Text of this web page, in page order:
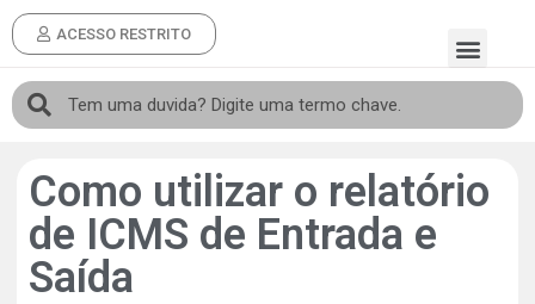
ACESSO RESTRITO
Como utilizar o relatório
de ICMS de Entrada e
Saída